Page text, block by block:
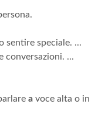
sentire speciale. ...
conversazioni. ...
a voce alta o in